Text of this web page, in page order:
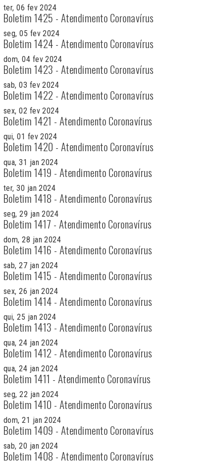
ter, 06 fev 2024
Boletim 1425 - Atendimento Coronavírus
seg, 05 fev 2024
Boletim 1424 - Atendimento Coronavírus
dom, 04 fev 2024
Boletim 1423 - Atendimento Coronavírus
sab, 03 fev 2024
Boletim 1422 - Atendimento Coronavírus
sex, 02 fev 2024
Boletim 1421 - Atendimento Coronavírus
qui, 01 fev 2024
Boletim 1420 - Atendimento Coronavírus
qua, 31 jan 2024
Boletim 1419 - Atendimento Coronavírus
ter, 30 jan 2024
Boletim 1418 - Atendimento Coronavírus
seg, 29 jan 2024
Boletim 1417 - Atendimento Coronavírus
dom, 28 jan 2024
Boletim 1416 - Atendimento Coronavírus
sab, 27 jan 2024
Boletim 1415 - Atendimento Coronavírus
sex, 26 jan 2024
Boletim 1414 - Atendimento Coronavírus
qui, 25 jan 2024
Boletim 1413 - Atendimento Coronavírus
qua, 24 jan 2024
Boletim 1412 - Atendimento Coronavírus
qua, 24 jan 2024
Boletim 1411 - Atendimento Coronavírus
seg, 22 jan 2024
Boletim 1410 - Atendimento Coronavírus
dom, 21 jan 2024
Boletim 1409 - Atendimento Coronavírus
sab, 20 jan 2024
Boletim 1408 - Atendimento Coronavírus